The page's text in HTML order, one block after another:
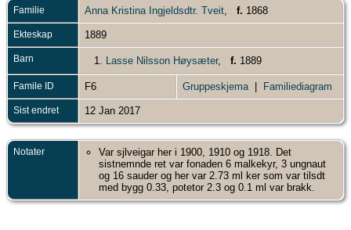
Familie Anna Kristina Ingjeldsdtr. Tveit f. 1868
Ekteskap 1889
Barn 1. Lasse Nilsson Høysæter, f. 1889
Famile ID F6 Gruppeskjema Familiediagram
Sist endret 12 Jan 2017
Notater
Var sjlveigar her i 1900, 1910 og 1918. Det
sistnemnde ret var fonaden 6 malkekyr, 3 ungnaut
og 16 sauder og her var 2.73 ml ker som var tilsdt
med bygg 0.33, potetor 2.3 og 0.1 ml var brakk.